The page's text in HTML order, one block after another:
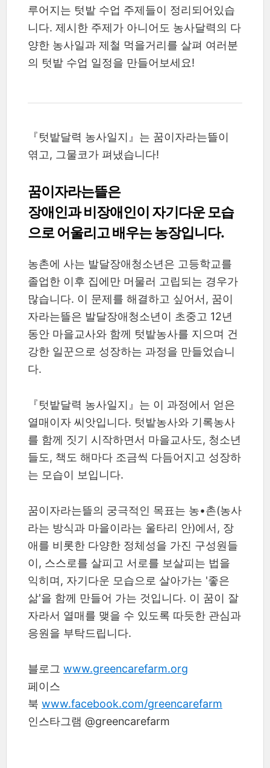
루어지는 텃밭 수업 주제들이 정리되어있습
니다. 제시한 주제가 아니어도 농사달력의 다
양한 농사일과 제철 먹을거리를 살펴 여러분
의 텃밭 수업 일정을 만들어보세요!
『텃밭달력 농사일지』는 꿈이자라는뜰이
엮고, 그물코가 펴냈습니다!
꿈이자라는뜰은
장애인과 비장애인이 자기다운 모습
으로 어울리고 배우는 농장입니다.
농촌에 사는 발달장애청소년은 고등학교를
졸업한 이후 집에만 머물러 고립되는 경우가
많습니다. 이 문제를 해결하고 싶어서, 꿈이
자라는뜰은 발달장애청소년이 초중고 12년
동안 마을교사와 함께 텃밭농사를 지으며 건
강한 일꾼으로 성장하는 과정을 만들었습니
다.
『텃밭달력 농사일지』는 이 과정에서 얻은
열매이자 씨앗입니다. 텃밭농사와 기록농사
를 함께 짓기 시작하면서 마을교사도, 청소년
들도, 책도 해마다 조금씩 다듬어지고 성장하
는 모습이 보입니다.
꿈이자라는뜰의 궁극적인 목표는 농•촌(농사
라는 방식과 마을이라는 울타리 안)에서, 장
애를 비롯한 다양한 정체성을 가진 구성원들
이, 스스로를 살피고 서로를 보살피는 법을
익히며, 자기다운 모습으로 살아가는 '좋은
삶'을 함께 만들어 가는 것입니다. 이 꿈이 잘
자라서 열매를 맺을 수 있도록 따듯한 관심과
응원을 부탁드립니다.
블로그 www.greencarefarm.org
페이스
북 www.facebook.com/greencarefarm
인스타그램 @greencarefarm